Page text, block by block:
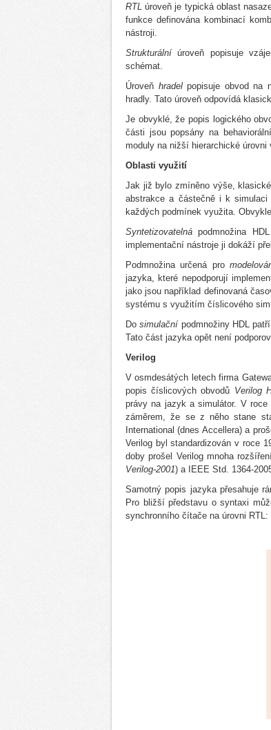
RTLúroveň je typická oblast
funkce definována kombinací
nástroji.
Strukturálníúroveň popisuje
schémat.
Úroveň hradelpopisuje obvod na
hradly. Tato úroveň odpovídá
Je obvyklé, že popis logického
části jsou popsány na
moduly na nižší hierarchické
Oblasti využití
Jak již bylo zmíněno výše,
abstrakce a částečně i k
každých podmínek využita.
Syntetizovatelnápodmnožina
implementační nástroje ji dokáží
Podmnožina určená pro
jazyka, které nepodporují
jako jsou například definovaná
systému s využitím číslicového
Dosimulační podmnožiny HDL
Tato část jazyka opět není
Verilog
V osmdesátých letech firma
popis číslicových obvodů Verilog
právy na jazyk a simulátor. V
záměrem, že se z něho stane
International (dnes Accellera) a
Verilog byl standardizován v roce
doby prošel Verilog mnoha
Verilog-2001) a IEEE Std. 1364-
Samotný popis jazyka přesahuje
Pro bližší představu o syntaxi
synchronního čítače na úrovni RTL: